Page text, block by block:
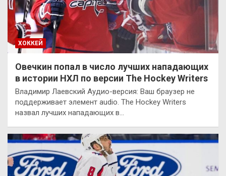
ХОККЕЙ
Овечкин попал в число лучших нападающих
в истории НХЛ по версии The Hockey Writers
Владимир Лаевский Аудио-версия: Ваш браузер не
поддерживает элемент audio. The Hockey Writers
назвал лучших нападающих в…